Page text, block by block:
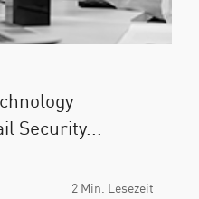
Security...
2 Min. Lesezeit